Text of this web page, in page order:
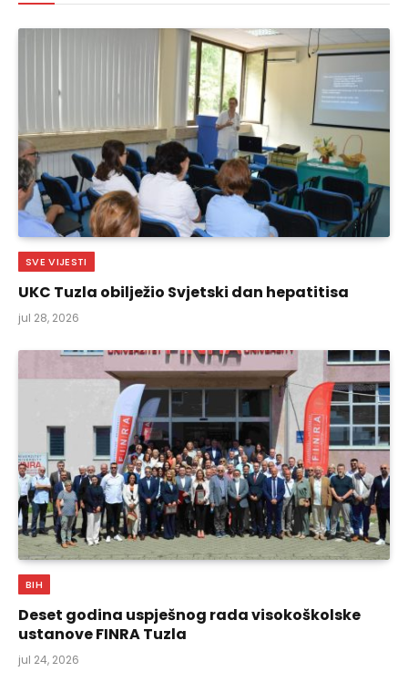
SVE VIJESTI
UKC Tuzla obilježio Svjetski dan hepatitisa
jul 28, 2026
BIH
Deset godina uspješnog rada visokoškolske
ustanove FINRA Tuzla
jul 24, 2026